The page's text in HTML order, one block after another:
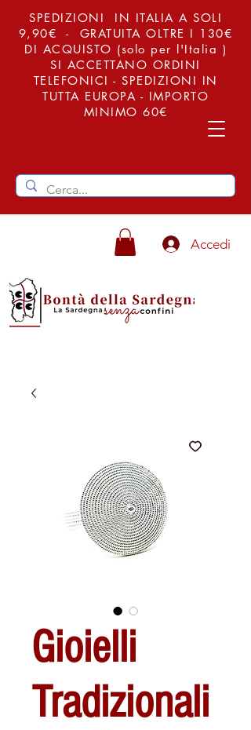
SPEDIZIONI IN ITALIA A SOLI
9,90€ - GRATUITA OLTRE I 130€
DI ACQUISTO (solo per l'Italia )
SI ACCETTANO ORDINI
TELEFONICI - SPEDIZIONI IN
TUTTA EUROPA - IMPORTO
MINIMO 60€
Accedi
Gioielli
Tradizionali